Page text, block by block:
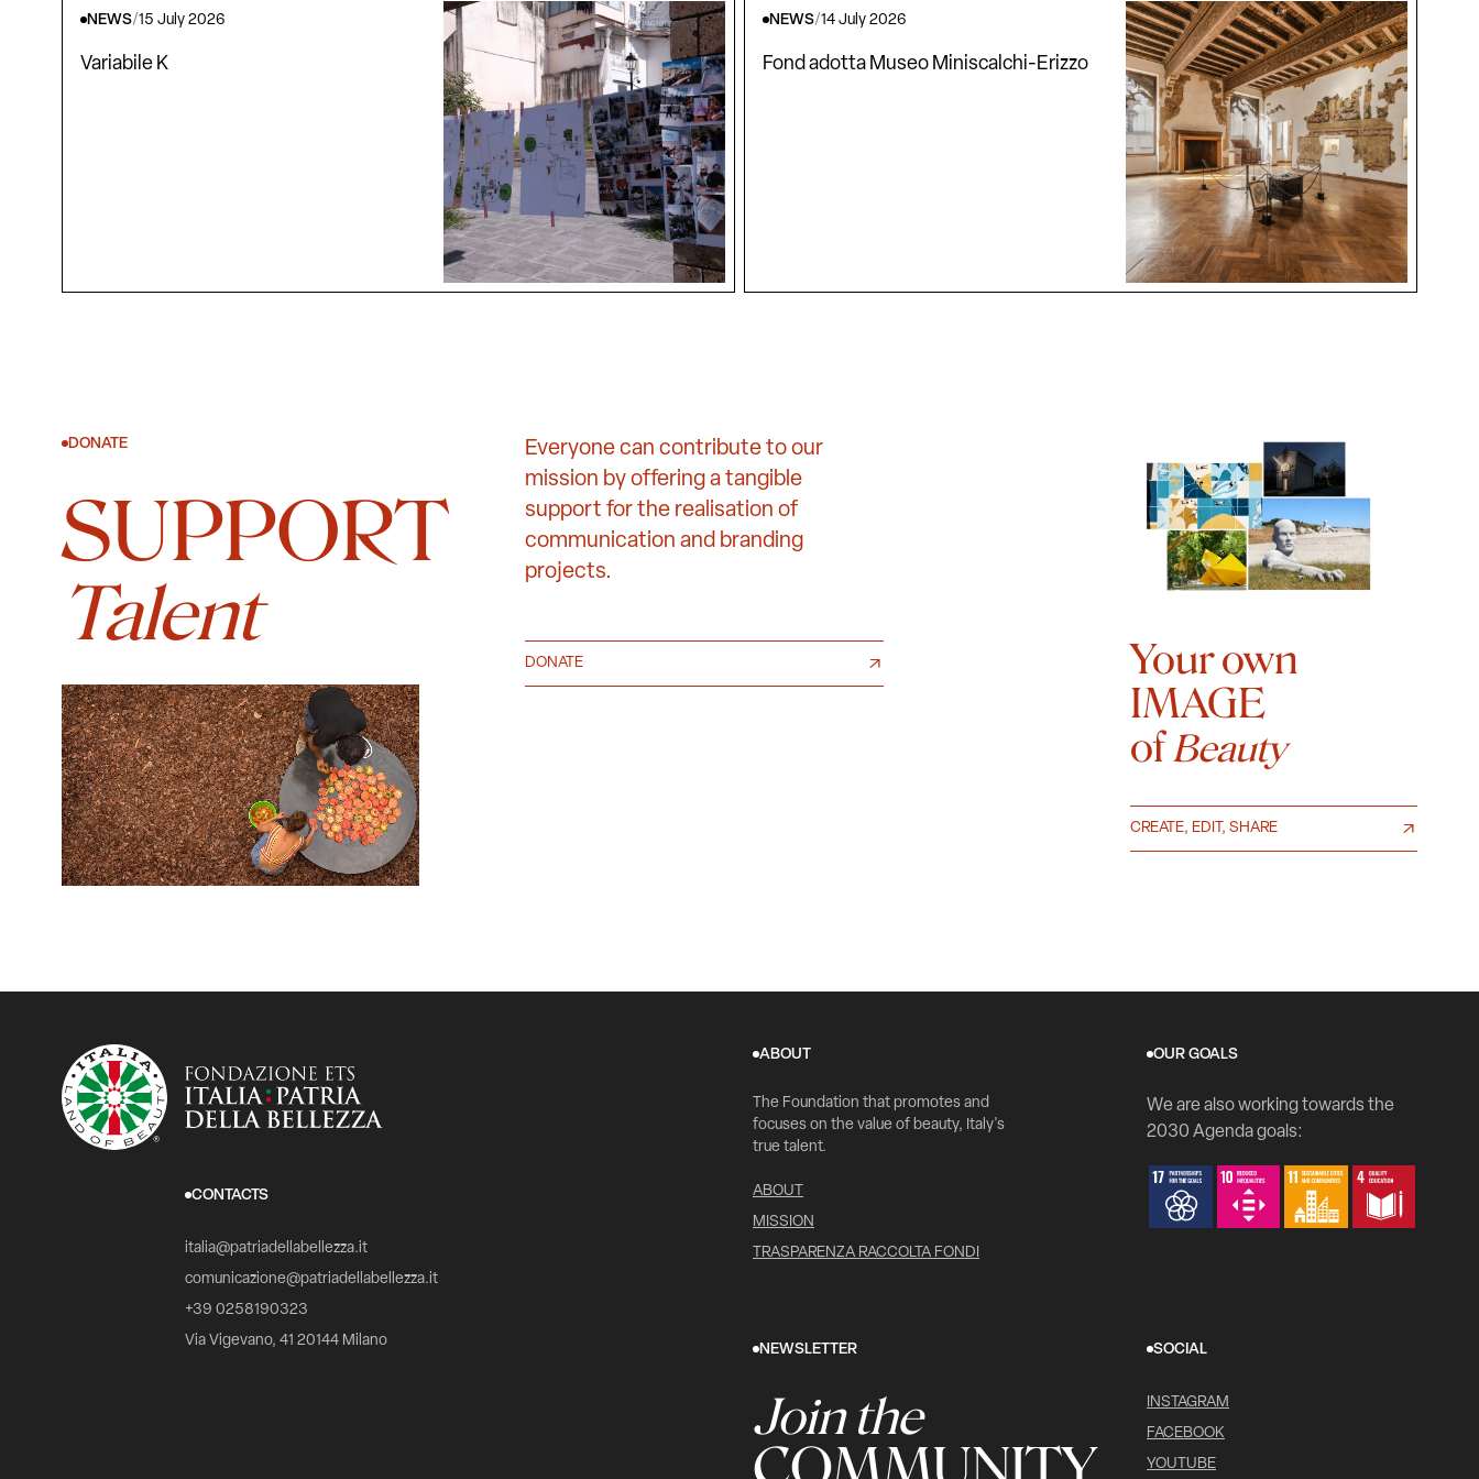
NEWS/15 July 2026
Variabile K
NEWS/14 July 2026
Fond adotta Museo Miniscalchi-Erizzo
DONATE
SUPPORT
Talent
Everyone can contribute to our
mission by offering a tangible
support for the realisation of
communication and branding
projects.
DONATE
Your own
IMAGE
of Beauty
CREATE, EDIT, SHARE
CONTACTS
italia@patriadellabellezza.it
comunicazione@patriadellabellezza.it
+39 0258190323
Via Vigevano, 41 20144 Milano
ABOUT
The Foundation that promotes and
focuses on the value of beauty, Italy's
true talent.
ABOUT
MISSION
TRASPARENZA RACCOLTA FONDI
OUR GOALS
We are also working towards the
2030 Agenda goals:
NEWSLETTER
Join the
SOCIAL
INSTAGRAM
FACEBOOK
YOUTUBE